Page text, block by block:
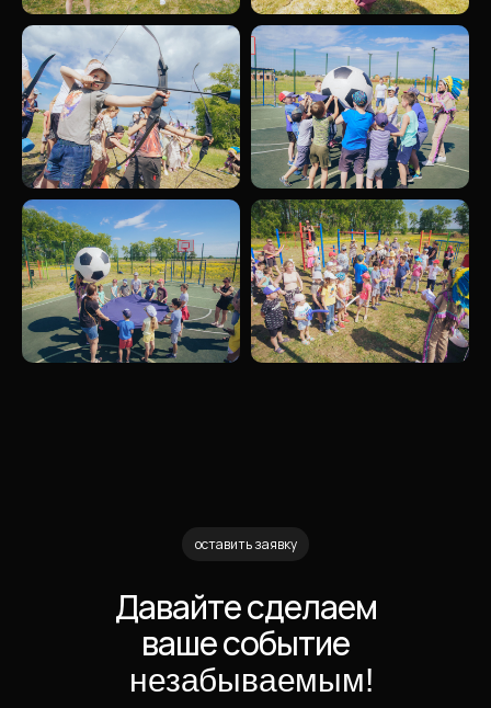
Давайте сделаем
ваше событие
незабываемым!
оставить заявку